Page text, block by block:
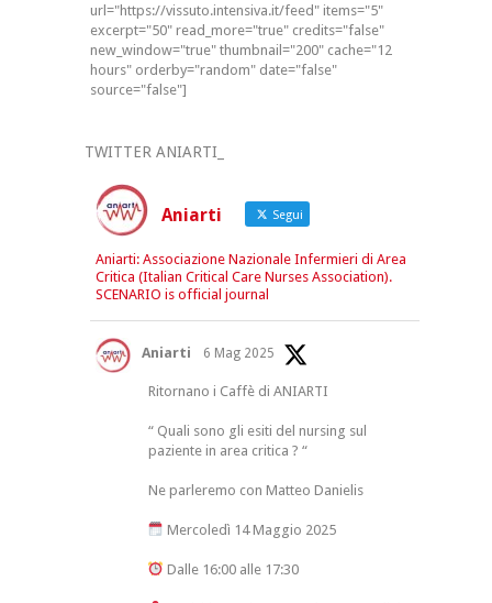
url="https://vissuto.intensiva.it/feed" items="5"
excerpt="50" read_more="true" credits="false"
new_window="true" thumbnail="200" cache="12
hours" orderby="random" date="false"
source="false"]
TWITTER ANIARTI_
Aniarti Segui
Aniarti: Associazione Nazionale Infermieri di Area
Critica (Italian Critical Care Nurses Association).
SCENARIO is official journal
Aniarti 6 Mag 2025
Ritornano i Caffè di ANIARTI
“ Quali sono gli esiti del nursing sul
paziente in area critica ? “
Ne parleremo con Matteo Danielis
Mercoledì 14 Maggio 2025
Dalle 16:00 alle 17:30